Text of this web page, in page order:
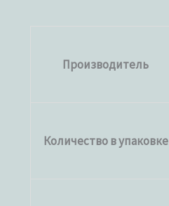
Производитель
Количество в упаковке